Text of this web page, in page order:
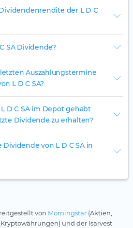
der L D C
SA Dividende?
Auszahlungstermine
L D C SA?
D C SA im Depot gehabt
Dividende zu erhalten?
von L D C SA in
von Morningstar (Aktien,
und der Isarvest